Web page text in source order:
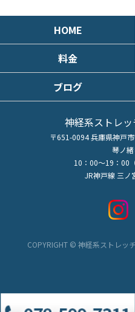
HOME
料金
ブログ
神経系ストレ
〒651-0094 兵庫県神戸
琴ノ
10：00～19：00
JR神戸線 三ノ
COPYRIGHT © 神経系ストレッ